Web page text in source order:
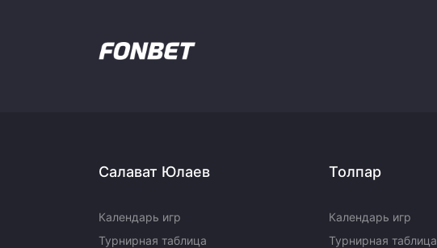
Салават Юлаев
Календарь игр
Турнирная таблица
Толпар
Календарь игр
Турнирная таблица